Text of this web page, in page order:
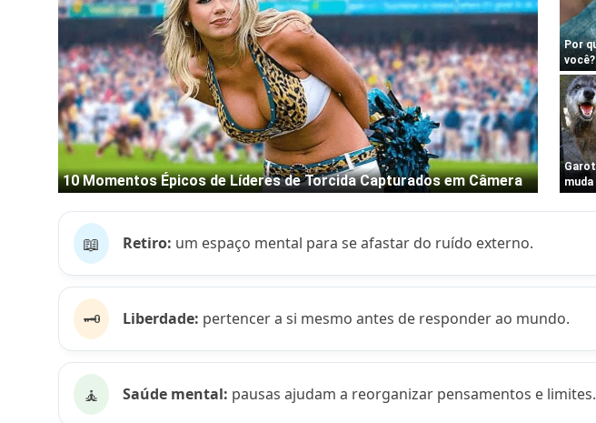
📖 Retiro: um espaço mental para se afastar do ruído externo.
🗝️ Liberdade: pertencer a si mesmo antes de responder ao mundo.
🧘 Saúde mental: pausas ajudam a reorganizar pensamentos e limites.